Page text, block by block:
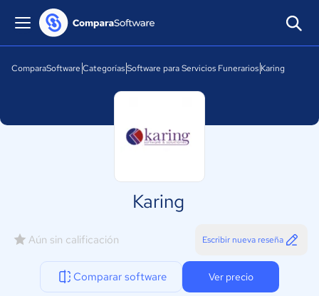
ComparaSoftware CategoríasSoftware para Servicios Funerarios Karing
Karing
Aún sin calificación Escribir nueva reseña
Comparar software Ver precio